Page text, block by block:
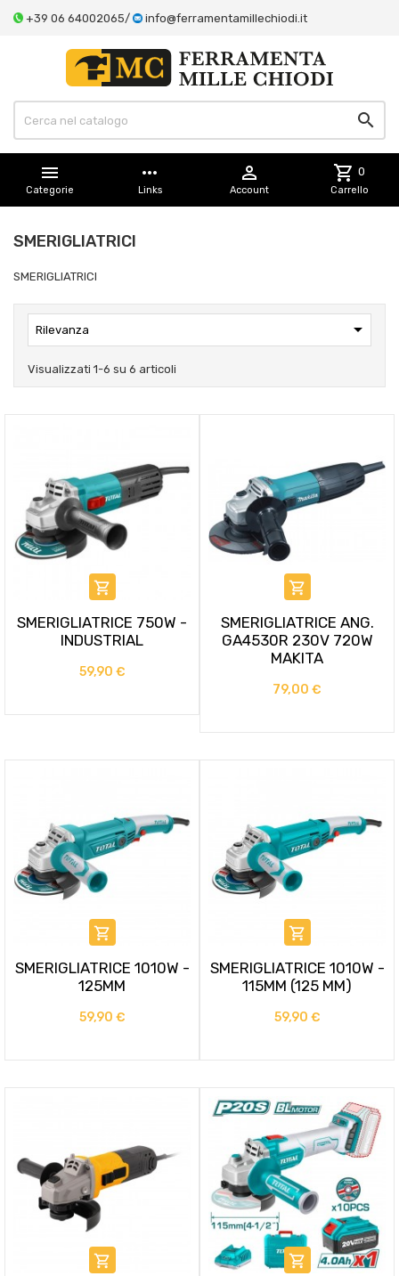
info@ferramentamillechiodi.it
/
+39 06 64002065


Categorie
more_horiz
Links

Account
shopping_cart 0
Carrello
SMERIGLIATRICI
SMERIGLIATRICI
Rilevanza 
Visualizzati 1-6 su 6 articoli

SMERIGLIATRICE 750W -
INDUSTRIAL
59,90 €

SMERIGLIATRICE ANG.
GA4530R 230V 720W
MAKITA
79,00 €

SMERIGLIATRICE 1010W -
125MM
59,90 €

SMERIGLIATRICE 1010W -
115MM (125 MM)
59,90 €

